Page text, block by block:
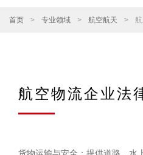
首页 > 专业领域 > 航空航天 >
航空物流企业法